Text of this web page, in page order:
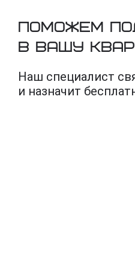
Поможем
в вашу
Наш специалист
и назначит